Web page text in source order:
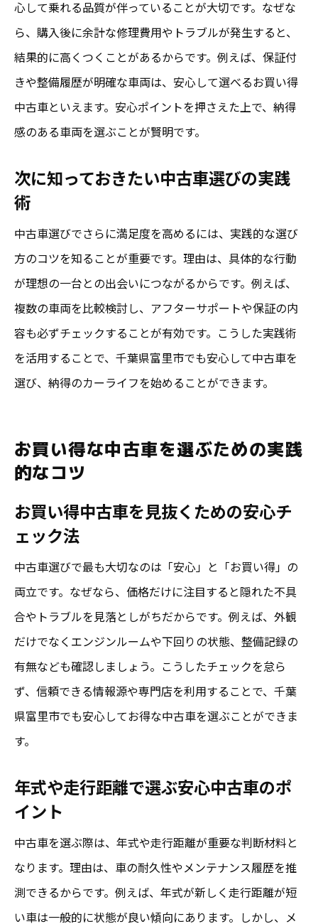
お買い得中古車で後悔しない選び方の工夫
オートオークションで安心取引する秘訣
中古車購入前の安心チェックリスト解説
購入後も安心できるメンテナンス方法
次に知っておくべき選び方の極意
お得な中古車選びとオートオークション活用術
お買い得中古車を効率よく見つける活用術
中古車選びで気を付けたい安心の条件
お買い得中古車を逃さない情報収集術
オートオークション利用時の安心ガイド
次は富里市周辺での探し方を紹介
富里市周辺で安心して見つかる中古車の魅力
富里市周辺で安心できる中古車の特徴
お買い得中古車が豊富な地域の魅力
中古車選びで重視すべき安心ポイント
購入後も安心なサポートが受けられる理由
最後に押さえたい中古車選びのまとめ
心して乗れる品質が伴っていることが大切です。なぜな
ら、購入後に余計な修理費用やトラブルが発生すると、
結果的に高くつくことがあるからです。例えば、保証付
きや整備履歴が明確な車両は、安心して選べるお買い得
中古車といえます。安心ポイントを押さえた上で、納得
感のある車両を選ぶことが賢明です。
次に知っておきたい中古車選びの実践
術
中古車選びでさらに満足度を高めるには、実践的な選び
方のコツを知ることが重要です。理由は、具体的な行動
が理想の一台との出会いにつながるからです。例えば、
複数の車両を比較検討し、アフターサポートや保証の内
容も必ずチェックすることが有効です。こうした実践術
を活用することで、千葉県富里市でも安心して中古車を
選び、納得のカーライフを始めることができます。
お買い得な中古車を選ぶための実践
的なコツ
お買い得中古車を見抜くための安心チ
ェック法
中古車選びで最も大切なのは「安心」と「お買い得」の
両立です。なぜなら、価格だけに注目すると隠れた不具
合やトラブルを見落としがちだからです。例えば、外観
だけでなくエンジンルームや下回りの状態、整備記録の
有無なども確認しましょう。こうしたチェックを怠ら
ず、信頼できる情報源や専門店を利用することで、千葉
県富里市でも安心してお得な中古車を選ぶことができま
す。
年式や走行距離で選ぶ安心中古車のポ
イント
中古車を選ぶ際は、年式や走行距離が重要な判断材料と
なります。理由は、車の耐久性やメンテナンス履歴を推
測できるからです。例えば、年式が新しく走行距離が短
い車は一般的に状態が良い傾向にあります。しかし、メ